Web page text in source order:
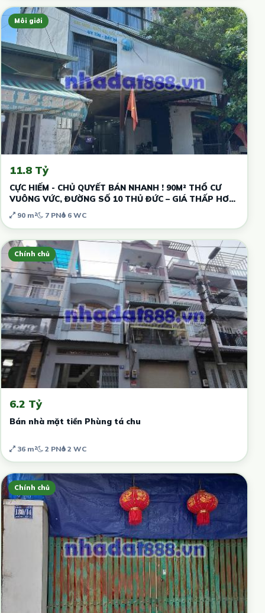
Môi giới
11.8 Tỷ
CỰC HIẾM - CHỦ QUYẾT BÁN NHANH ! 90M² THỔ CƯ
VUÔNG VỨC, ĐƯỜNG SỐ 10 THỦ ĐỨC – GIÁ THẤP HƠN
THỊ TRƯỜNG - DÒNG TIỀN SẴN
90 m² 7 PN 6 WC
Chính chủ
6.2 Tỷ
Bán nhà mặt tiền Phùng tá chu
36 m² 2 PN 2 WC
Chính chủ